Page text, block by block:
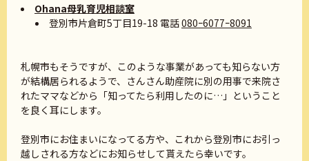
Ohana母乳育児相談室
登別市片倉町5丁目19-18 電話080ｰ6077ｰ8091
札幌市もそうですが、このような事業があっても知らない方
が結構居られるようで、さんさん助産院に別の用事で来院さ
れたママなどから「知ってたら利用したのに…」ということ
を良く耳にします。
登別市にお住まいになってる方や、これから登別市にお引っ
越しされる方などにお知らせして貰えたら幸いです。